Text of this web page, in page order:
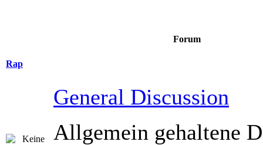
Forum
Rap
General Discussion
Allgemein gehaltene